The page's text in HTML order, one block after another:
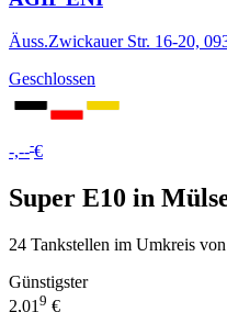
Äuss.Zwickauer Str. 16-20,
Geschlossen
-,---€
Super E10 in
24 Tankstellen im Umkreis
Günstigster
2,01 9 €